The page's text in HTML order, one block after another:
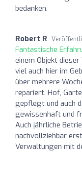
bedanken.
Robert R
Fantastische
einem Objekt
viel auch hier im
über mehrere
repariert. Hof,
gepflegt und auch
gewissenhaft und
Auch jährliche
nachvollziehbar
Verwaltungen mit